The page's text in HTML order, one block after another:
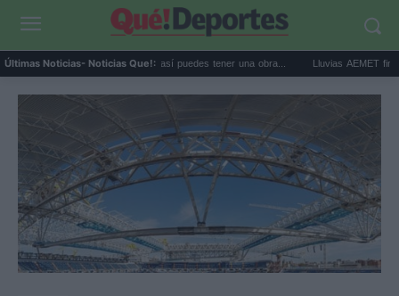
Últimas Noticias- Noticias Que!:
Comprar arte en subasta: así puedes tener una obra... Lluvias AEMET fin de